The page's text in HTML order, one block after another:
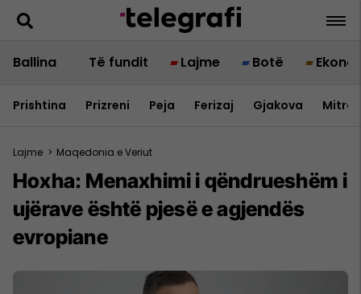
Ballina Të fundit Lajme Botë
Prishtina Prizreni Peja Ferizaj Gjakova
Lajme > Maqedonia e Veriut
Hoxha: Menaxhimi i qëndrueshëm i
ujërave është pjesë e agjendës
evropiane